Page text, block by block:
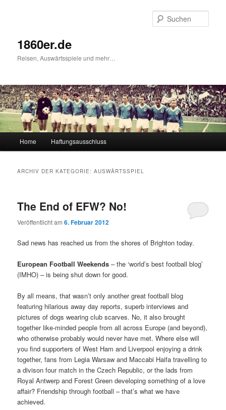
1860er.de
Reisen, Auswärtsspiele und mehr…
Zum Inhalt wechseln
Zum sekundären Inhalt wechseln
Home Haftungsausschluss
ARCHIV DER KATEGORIE:AUSWÄRTSSPIEL
The End of EFW? No!
Veröffentlicht am 6. Februar 2012
Sad news has reached us from the shores of Brighton today.
European Football Weekends – the ‘world’s best football blog’
(IMHO) – is being shut down for good.
By all means, that wasn’t only another great football blog
featuring hilarious away day reports, superb interviews and
pictures of dogs wearing club scarves. No, it also brought
together like-minded people from all across Europe (and beyond),
who otherwise probably would never have met. Where else will
you find supporters of West Ham and Liverpool enjoying a drink
together, fans from Legia Warsaw and Maccabi Haifa travelling to
a divison four match in the Czech Republic, or the lads from
Royal Antwerp and Forest Green developing something of a love
affair? Friendship through football – that’s what we have
achieved.